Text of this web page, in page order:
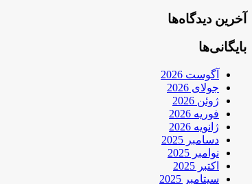
آخرین دیدگاه‌ها
بایگانی‌ها
آگوست 2026
جولای 2026
ژوئن 2026
فوریه 2026
ژانویه 2026
دسامبر 2025
نوامبر 2025
اکتبر 2025
سپتامبر 2025